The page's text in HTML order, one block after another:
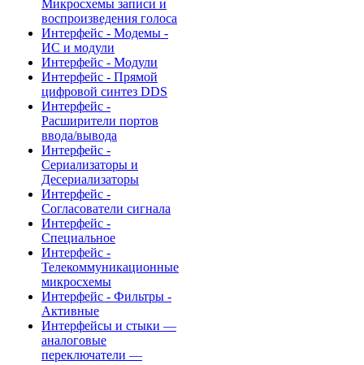
Микросхемы записи и
воспроизведения голоса
Интерфейс - Модемы -
ИС и модули
Интерфейс - Модули
Интерфейс - Прямой
цифровой синтез DDS
Интерфейс -
Расширители портов
ввода/вывода
Интерфейс -
Сериализаторы и
Десериализаторы
Интерфейс -
Согласователи сигнала
Интерфейс -
Специальное
Интерфейс -
Телекоммуникационные
микросхемы
Интерфейс - Фильтры -
Активные
Интерфейсы и стыки —
аналоговые
переключатели —